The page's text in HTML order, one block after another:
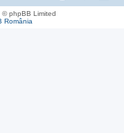
© phpBB Limited
România